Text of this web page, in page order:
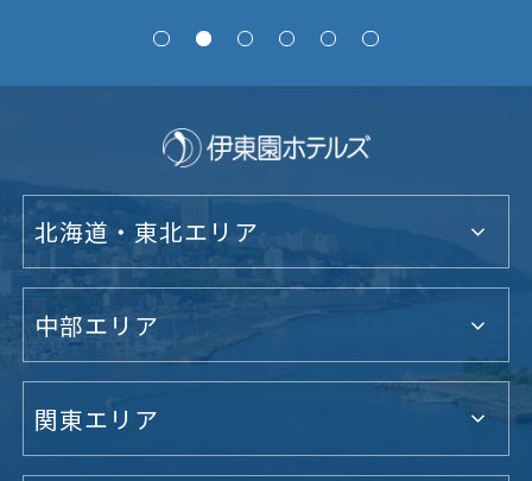
北海道・東北エリア
中部エリア
関東エリア